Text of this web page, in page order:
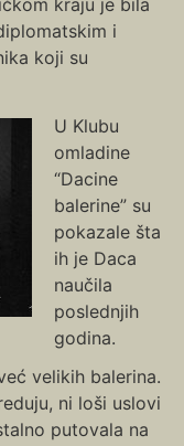
i
koji su
U Klubu
omladine
“Dacine
balerine” su
pokazale šta
ih je Daca
naučila
poslednjih
godina.
velikih balerina.
ni loši uslovi
putovala na